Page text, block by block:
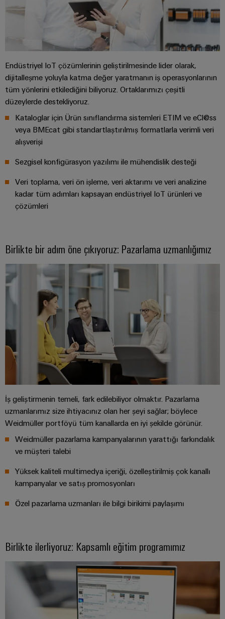
aydınlatma
Altyapısı
Montaj
Hizmeti
Montaja
hazır
ve
monte
edilmiş
Özel
montajları
inovasyonları
Endüstriniz için
pratik
bağlantılar.
Endüstriyel
Bağlantı
inovasyonlarımız.
Çevresel
REACH,
Weidmüller
Configurator
Dijital
mühendislikte
sonraki
kolay ve hızlı
Endüstriyel IoT çözümlerinin geliştirilmesinde lider olarak,
dijitalleşme yoluyla katma değer yaratmanın iş operasyonlarının
tüm yönlerini etkilediğini biliyoruz. Ortaklarımızı çeşitli
düzeylerde destekliyoruz.
Kataloglar için Ürün sınıflandırma sistemleri ETIM ve eCl@ss
veya BMEcat gibi standartlaştırılmış formatlarla verimli veri
alışverişi
Sezgisel konfigürasyon yazılımı ile mühendislik desteği
Veri toplama, veri ön işleme, veri aktarımı ve veri analizine
kadar tüm adımları kapsayan endüstriyel IoT ürünleri ve
çözümleri
Birlikte bir adım öne çıkıyoruz: Pazarlama uzmanlığımız
İş geliştirmenin temeli, fark edilebiliyor olmaktır. Pazarlama
uzmanlarımız size ihtiyacınız olan her şeyi sağlar; böylece
Weidmüller portföyü tüm kanallarda en iyi şekilde görünür.
Weidmüller pazarlama kampanyalarının yarattığı farkındalık
ve müşteri talebi
Yüksek kaliteli multimedya içeriği, özelleştirilmiş çok kanallı
kampanyalar ve satış promosyonları
Özel pazarlama uzmanları ile bilgi birikimi paylaşımı
Birlikte ilerliyoruz: Kapsamlı eğitim programımız